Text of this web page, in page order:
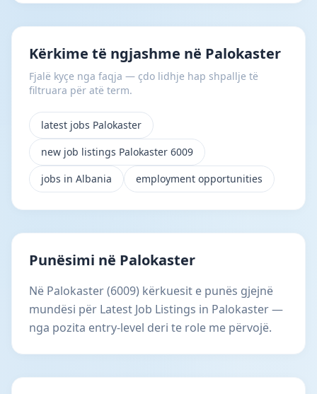
Kërkime të ngjashme në Palokaster
Fjalë kyçe nga faqja — çdo lidhje hap shpallje të
filtruara për atë term.
latest jobs Palokaster
new job listings Palokaster 6009
jobs in Albania
employment opportunities
Punësimi në Palokaster
Në Palokaster (6009) kërkuesit e punës gjejnë
mundësi për Latest Job Listings in Palokaster —
nga pozita entry-level deri te role me përvojë.